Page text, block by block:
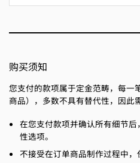
购买须知
您支付的款项属于定金范畴，每一
商品），多数不具有替代性，因此
在您支付款项并确认所有细节
性选项。
不接受在订单商品制作过程中，